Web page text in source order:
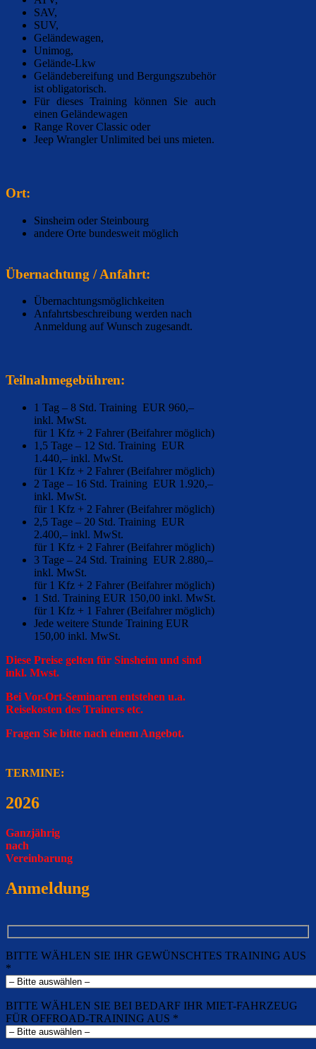
SAV,
SUV,
Geländewagen,
Unimog,
Gelände-Lkw
Geländebereifung und Bergungszubehör
ist obligatorisch.
Für dieses Training können Sie auch
einen Geländewagen
Range Rover Classic oder
Jeep Wrangler Unlimited bei uns mieten.
Ort:
Sinsheim oder Steinbourg
andere Orte bundesweit möglich
Übernachtung / Anfahrt:
Übernachtungsmöglichkeiten
Anfahrtsbeschreibung werden nach
Anmeldung auf Wunsch zugesandt.
Teilnahmegebühren:
1 Tag – 8 Std. Training EUR 960,–
inkl. MwSt.
für 1 Kfz + 2 Fahrer (Beifahrer möglich)
1,5 Tage – 12 Std. Training EUR
1.440,– inkl. MwSt.
für 1 Kfz + 2 Fahrer (Beifahrer möglich)
2 Tage – 16 Std. Training EUR 1.920,–
inkl. MwSt.
für 1 Kfz + 2 Fahrer (Beifahrer möglich)
2,5 Tage – 20 Std. Training EUR
2.400,– inkl. MwSt.
für 1 Kfz + 2 Fahrer (Beifahrer möglich)
3 Tage – 24 Std. Training EUR 2.880,–
inkl. MwSt.
für 1 Kfz + 2 Fahrer (Beifahrer möglich)
1 Std. Training EUR 150,00 inkl. MwSt.
für 1 Kfz + 1 Fahrer (Beifahrer möglich)
Jede weitere Stunde Training EUR
150,00 inkl. MwSt.
Diese Preise gelten für Sinsheim und sind
inkl. Mwst.
Bei Vor-Ort-Seminaren entstehen u.a.
Reisekosten des Trainers etc.
Fragen Sie bitte nach einem Angebot.
TERMINE:
2026
Ganzjährig
nach
Vereinbarung
Anmeldung
BITTE WÄHLEN SIE IHR GEWÜNSCHTES TRAINING AUS
*
BITTE WÄHLEN SIE BEI BEDARF IHR MIET-FAHRZEUG
FÜR OFFROAD-TRAINING AUS *